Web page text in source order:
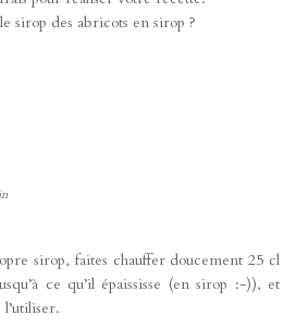
sirop des abricots en sirop ?
sirop, faites chauffer doucement 25 cl
ce qu’il épaississe (en sirop :-)), et